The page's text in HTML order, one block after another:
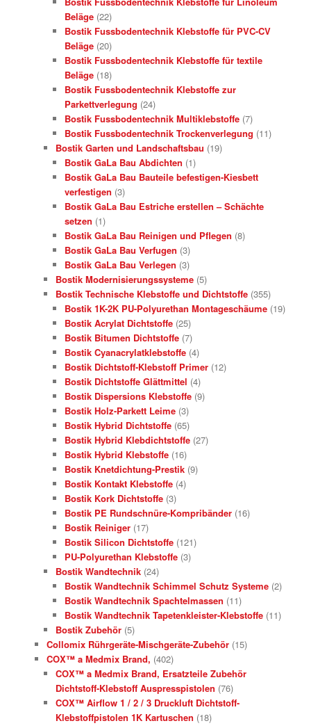
Beläge (22)
Bostik Fussbodentechnik Klebstoffe für PVC-CV
Beläge (20)
Bostik Fussbodentechnik Klebstoffe für textile
Beläge (18)
Bostik Fussbodentechnik Klebstoffe zur
Parkettverlegung (24)
Bostik Fussbodentechnik Multiklebstoffe (7)
Bostik Fussbodentechnik Trockenverlegung (11)
Bostik Garten und Landschaftsbau (19)
Bostik GaLa Bau Abdichten (1)
Bostik GaLa Bau Bauteile befestigen-Kiesbett
verfestigen (3)
Bostik GaLa Bau Estriche erstellen – Schächte
setzen (1)
Bostik GaLa Bau Reinigen und Pflegen (8)
Bostik GaLa Bau Verfugen (3)
Bostik GaLa Bau Verlegen (3)
Bostik Modernisierungssysteme (5)
Bostik Technische Klebstoffe und Dichtstoffe (355)
Bostik 1K-2K PU-Polyurethan Montageschäume (19)
Bostik Acrylat Dichtstoffe (25)
Bostik Bitumen Dichtstoffe (7)
Bostik Cyanacrylatklebstoffe (4)
Bostik Dichtstoff-Klebstoff Primer (12)
Bostik Dichtstoffe Glättmittel (4)
Bostik Dispersions Klebstoffe (9)
Bostik Holz-Parkett Leime (3)
Bostik Hybrid Dichtstoffe (65)
Bostik Hybrid Klebdichtstoffe (27)
Bostik Hybrid Klebstoffe (16)
Bostik Knetdichtung-Prestik (9)
Bostik Kontakt Klebstoffe (4)
Bostik Kork Dichtstoffe (3)
Bostik PE Rundschnüre-Kompribänder (16)
Bostik Reiniger (17)
Bostik Silicon Dichtstoffe (121)
PU-Polyurethan Klebstoffe (3)
Bostik Wandtechnik (24)
Bostik Wandtechnik Schimmel Schutz Systeme (2)
Bostik Wandtechnik Spachtelmassen (11)
Bostik Wandtechnik Tapetenkleister-Klebstoffe (11)
Bostik Zubehör (5)
Collomix Rührgeräte-Mischgeräte-Zubehör (15)
COX™ a Medmix Brand, (402)
COX™ a Medmix Brand, Ersatzteile Zubehör
Dichtstoff-Klebstoff Auspresspistolen (76)
COX™ Airflow 1 / 2 / 3 Druckluft Dichtstoff-
Klebstoffpistolen 1K Kartuschen (18)